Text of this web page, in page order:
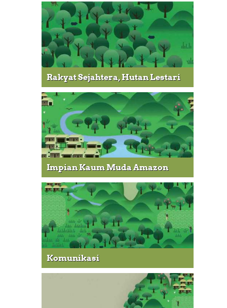
Rakyat Sejahtera, Hutan Lestari
Impian Kaum Muda Amazon
Komunikasi